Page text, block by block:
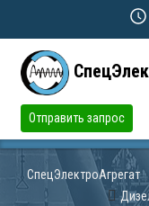
Отправить запрос
СпецЭлектроАгрегат